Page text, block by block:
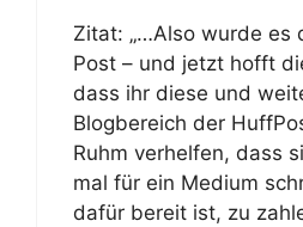
Zitat: „…Also wurde es
Post – und jetzt hofft
dass ihr diese und
Blogbereich der
Ruhm verhelfen, dass
mal für ein Medium
dafür bereit ist, zu